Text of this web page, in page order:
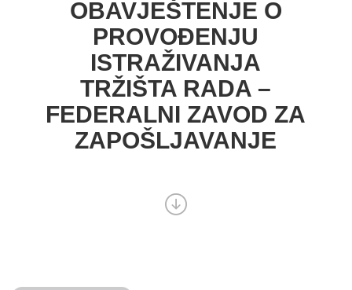
OBAVJEŠTENJE O
PROVOĐENJU
ISTRAŽIVANJA
TRŽIŠTA RADA –
FEDERALNI ZAVOD ZA
ZAPOŠLJAVANJE